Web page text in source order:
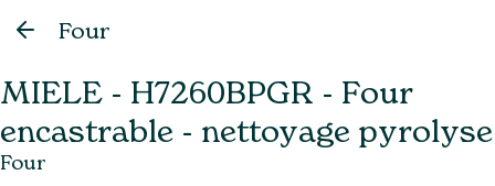
Four
MIELE - H7260BPGR - Four
encastrable - nettoyage pyrolyse
Four